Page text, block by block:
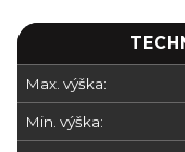
Max. výška:
Min. výška: